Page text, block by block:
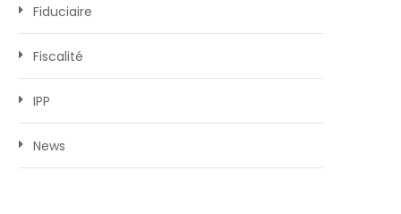
Fiduciaire
Fiscalité
IPP
News